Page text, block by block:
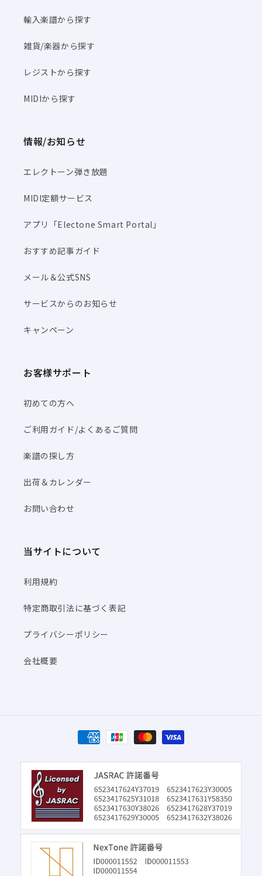
輸入楽譜から探す
雑貨/楽器から探す
レジストから探す
MIDIから探す
情報/お知らせ
エレクトーン弾き放題
MIDI定額サービス
アプリ「Electone Smart Portal」
おすすめ記事ガイド
メール＆公式SNS
サービスからのお知らせ
キャンペーン
お客様サポート
初めての方へ
ご利用ガイド/よくあるご質問
楽譜の探し方
出荷＆カレンダー
お問い合わせ
当サイトについて
利用規約
特定商取引法に基づく表記
プライバシーポリシー
会社概要
決
済
方
法